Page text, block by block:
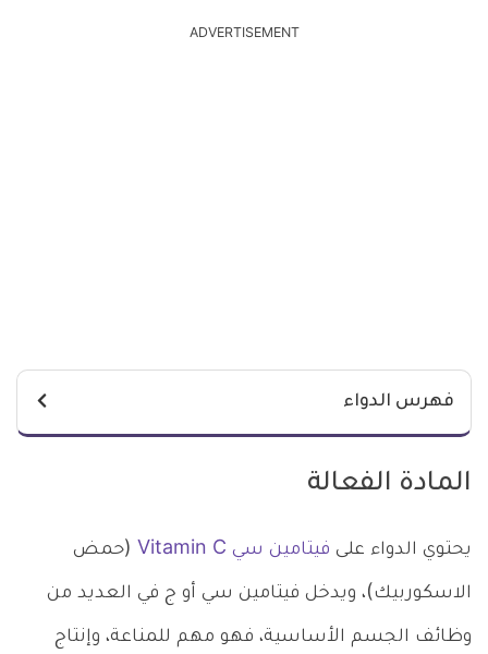
ADVERTISEMENT
فهرس الدواء
المادة الفعالة
يحتوي الدواء على فيتامين سي Vitamin C (حمض
الاسكوربيك)، ويدخل فيتامين سي أو ج في العديد من
وظائف الجسم الأساسية، فهو مهم للمناعة، وإنتاج